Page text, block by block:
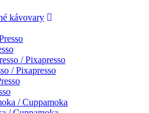
kávovary
/ Pixapresso